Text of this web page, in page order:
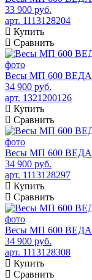
33 900 руб.
арт. 1113128204
Купить
Сравнить
Весы МП 600 ВЕДА
34 900 руб.
арт. 1321200126
Купить
Сравнить
Весы МП 600 ВЕДА
34 900 руб.
арт. 1113128297
Купить
Сравнить
Весы МП 600 ВЕДА
34 900 руб.
арт. 1113128308
Купить
Сравнить